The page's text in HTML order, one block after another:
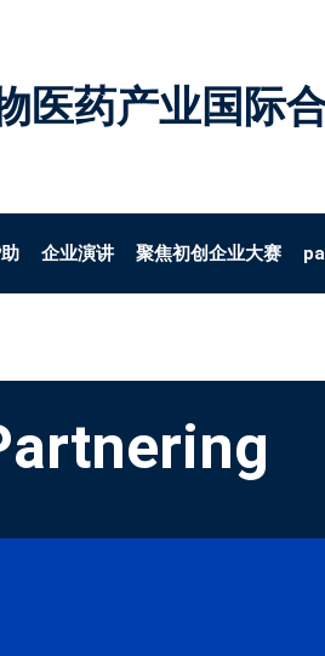
医药产业国际
企业演讲 聚焦初创企业大赛